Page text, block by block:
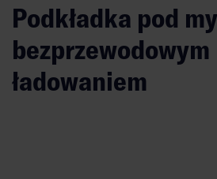
Podkładka pod mysz z
bezprzewodowym
ładowaniem